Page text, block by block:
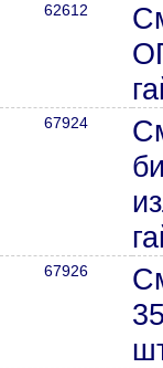
62612
67924
67926